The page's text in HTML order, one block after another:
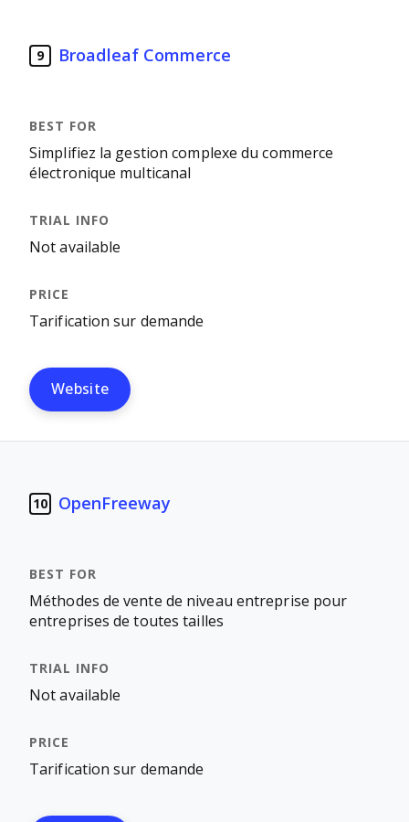
9 Broadleaf Commerce
Simplifiez la gestion complexe du commerce
électronique multicanal
Not available
Tarification sur demande
Website
10 OpenFreeway
Méthodes de vente de niveau entreprise pour
entreprises de toutes tailles
Not available
Tarification sur demande